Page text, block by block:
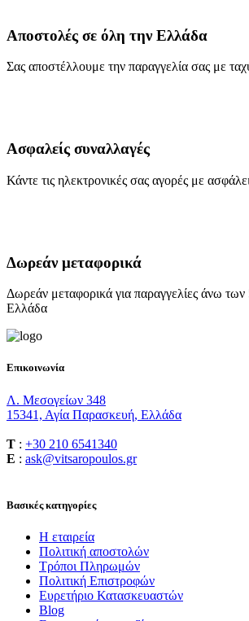
Αποστολές σε όλη την Ελλάδα
Σας αποστέλλουμε την παραγγελία σας με
Ασφαλείς συναλλαγές
Κάντε τις ηλεκτρονικές σας αγορές με
Δωρεάν μεταφορικά
Δωρεάν μεταφορικά για παραγγελίες άνω
Ελλάδα
Επικοινωνία
Λ. Μεσογείων 348
15341, Αγία Παρασκευή, Ελλάδα
T : +30 210 6541340
E : ask@vitsaropoulos.gr
Βασικές κατηγορίες
Η εταιρεία
Πολιτική αποστολών
Τρόποι Πληρωμών
Πολιτική Επιστροφών
Ευρετήριο Κατασκευαστών
Blog